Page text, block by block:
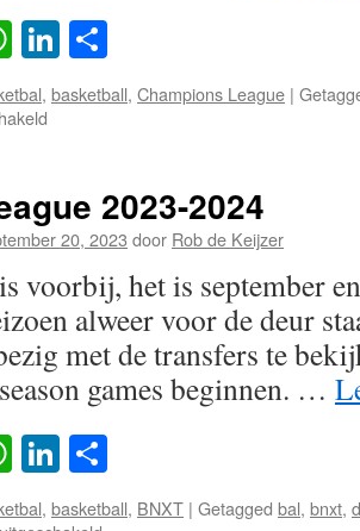
WhatsApp
LinkedIn
, basketball, Champions League |
pleur
de
deur….
2023-2024
20, 2023 door Rob de Keijzer
voorbij, het is september
alweer voor de deur
met de transfers te
games beginnen. …
WhatsApp
LinkedIn
, basketball, BNXT | Getagged bal, bnxt,